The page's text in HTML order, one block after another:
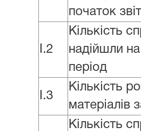
початок
I.2
Кількість
надійшли
період
I.3
Кількість
матеріалів
Кількість